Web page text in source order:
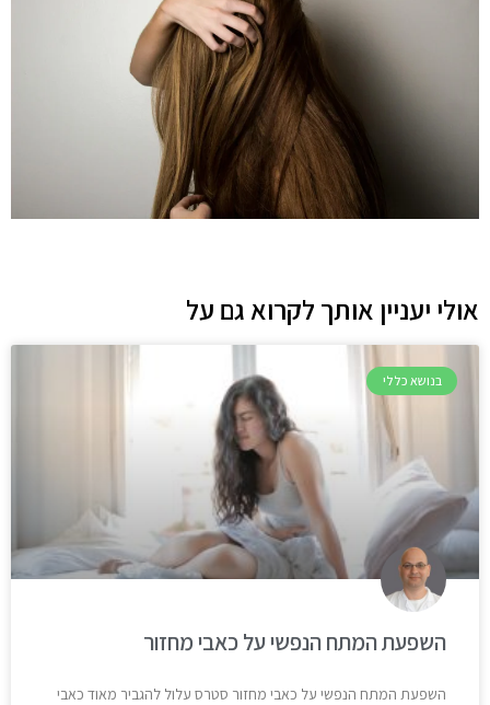
אולי יעניין אותך לקרוא גם על
בנושא כללי
השפעת המתח הנפשי על כאבי מחזור
השפעת המתח הנפשי על כאבי מחזור סטרס עלול להגביר מאוד כאבי